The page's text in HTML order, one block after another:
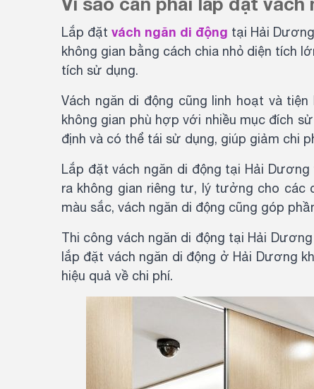
Lắp đặt vách ngăn di động tại Hải
không gian bằng cách chia nhỏ diện tích
tích sử dụng.
Vách ngăn di động cũng linh hoạt và
không gian phù hợp với nhiều mục đích
định và có thể tái sử dụng, giúp giảm chi
Lắp đặt vách ngăn di động tại Hải
ra không gian riêng tư, lý tưởng cho các
màu sắc, vách ngăn di động cũng góp
Thi công vách ngăn di động tại Hải
lắp đặt vách ngăn di động ở Hải Dương
hiệu quả về chi phí.